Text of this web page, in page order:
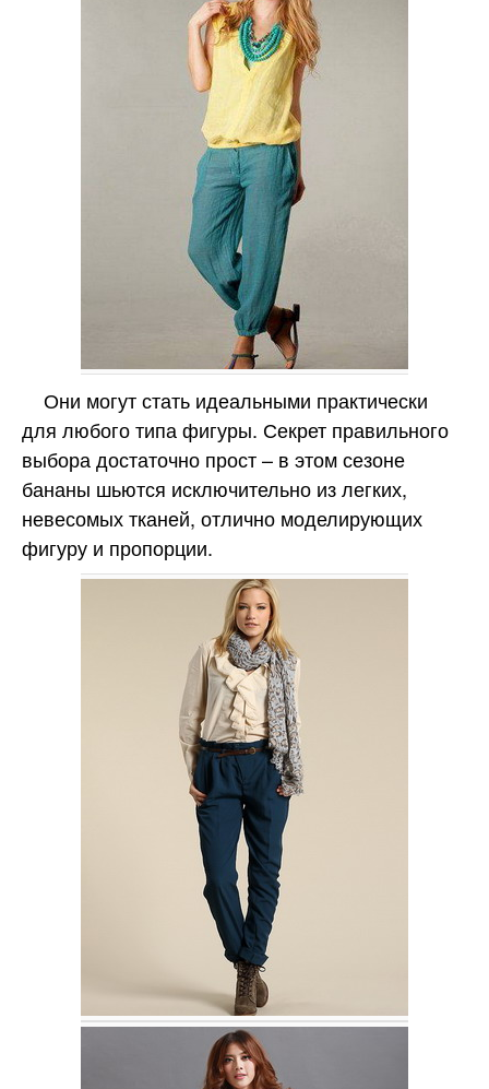
Они могут стать идеальными практически
для любого типа фигуры. Секрет правильного
выбора достаточно прост – в этом сезоне
бананы шьются исключительно из легких,
невесомых тканей, отлично моделирующих
фигуру и пропорции.